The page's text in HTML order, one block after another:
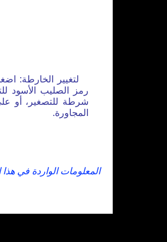
لتغيير الخارطة:
رمز الصليب الأسود
شرطة للتصغير، أو
المجاورة.
المعلومات الواردة في